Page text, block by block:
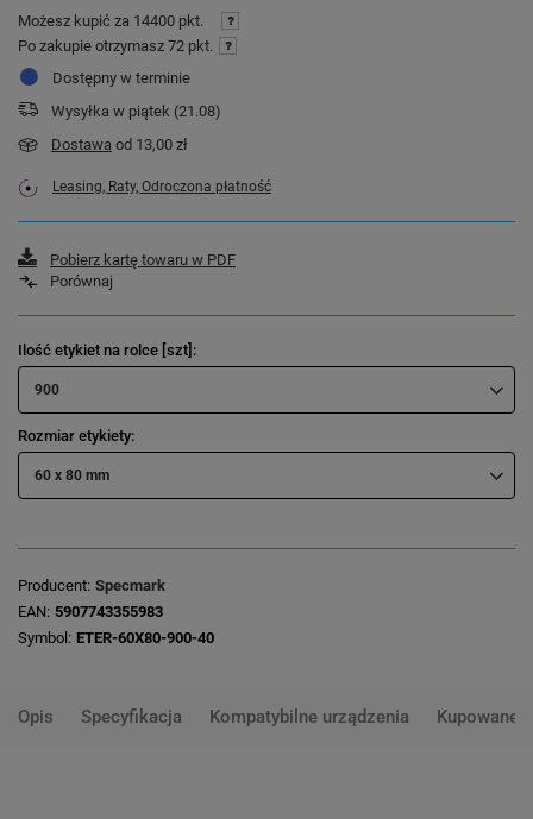
Możesz kupić za 14400 pkt.
Po zakupie otrzymasz 72 pkt.
Dostępny w terminie
Wysyłka w piątek (21.08)
Dostawa od 13,00 zł
Leasing, Raty, Odroczona płatność
Pobierz kartę towaru w PDF
Porównaj
Ilość etykiet na rolce [szt]
900
Rozmiar etykiety
60 x 80 mm
Producent Specmark
EAN 5907743355983
Symbol ETER-60X80-900-40
Opis Specyfikacja Kompatybilne urządzenia Kupowane